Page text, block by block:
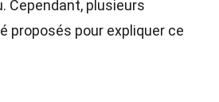
Cependant, plusieurs
proposés pour expliquer ce